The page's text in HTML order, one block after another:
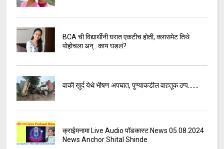
BCA ची विद्यार्थीनी घरात एकटीच होती, क्लासमेट तिथे
पोहोचला अन्.. काय घडलं?
वाकी खुर्द येथे भीषण अपघात, पुण्याकडील वाहतूक ठप्प.......
क्राईमनामा Live Audio पॉडकास्ट News 05.08.2024
News Anchor Shital Shinde